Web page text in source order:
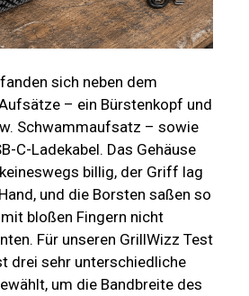
sich neben dem
– ein Bürstenkopf und
Schwammaufsatz – sowie
C-Ladekabel. Das Gehäuse
billig, der Griff lag
und die Borsten saßen so
bloßen Fingern nicht
Für unseren GrillWizz Test
drei sehr unterschiedliche
um die Bandbreite des